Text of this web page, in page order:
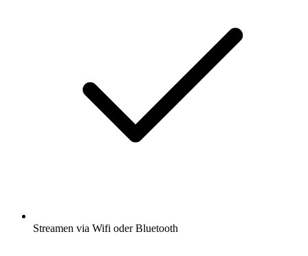
Streamen via Wifi oder Bluetooth